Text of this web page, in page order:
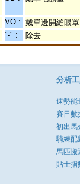
VO : 戴單邊開縫眼罩
"-" : 除去
分析
速勢能
賽日數
初出馬
騎練配
馬匹搬
貼士指